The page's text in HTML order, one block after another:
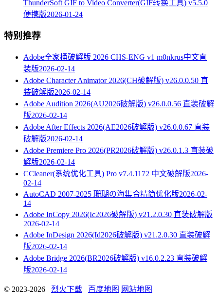
ThunderSoft GIF to Video Converter(GIF转换工具) v5.5.0
便携版2026-01-24
特别推荐
Adobe全家桶破解版 2026 CHS-ENG v1 m0nkrus中文直
装版2026-02-14
Adobe Character Animator 2026(CH破解版) v26.0.0.50 直
装破解版2026-02-14
Adobe Audition 2026(AU2026破解版) v26.0.0.56 直装破解
版2026-02-14
Adobe After Effects 2026(AE2026破解版) v26.0.0.67 直装
破解版2026-02-14
Adobe Premiere Pro 2026(PR2026破解版) v26.0.1.3 直装破
解版2026-02-14
CCleaner(系统优化工具) Pro v7.4.1172 中文破解版2026-
02-14
AutoCAD 2007-2025 珊瑚の海集合精简优化版2026-02-
14
Adobe InCopy 2026(Ic2026破解版) v21.2.0.30 直装破解版
2026-02-14
Adobe InDesign 2026(Id2026破解版) v21.2.0.30 直装破解
版2026-02-14
Adobe Bridge 2026(BR2026破解版) v16.0.2.23 直装破解
版2026-02-14
© 2023-2026 烈火下载 百度地图 网站地图